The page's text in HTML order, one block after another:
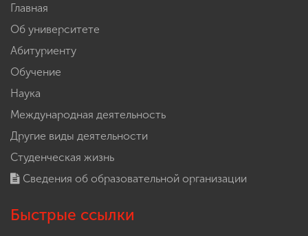
Главная
Об университете
Абитуриенту
Обучение
Наука
Международная деятельность
Другие виды деятельности
Студенческая жизнь
Сведения об образовательной организации
Быстрые ссылки